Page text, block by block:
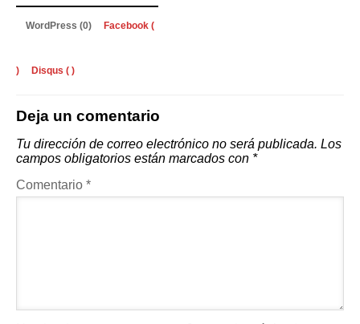
WordPress (0) Facebook (
) Disqus ( )
Deja un comentario
Tu dirección de correo electrónico no será publicada. Los
campos obligatorios están marcados con *
Comentario *